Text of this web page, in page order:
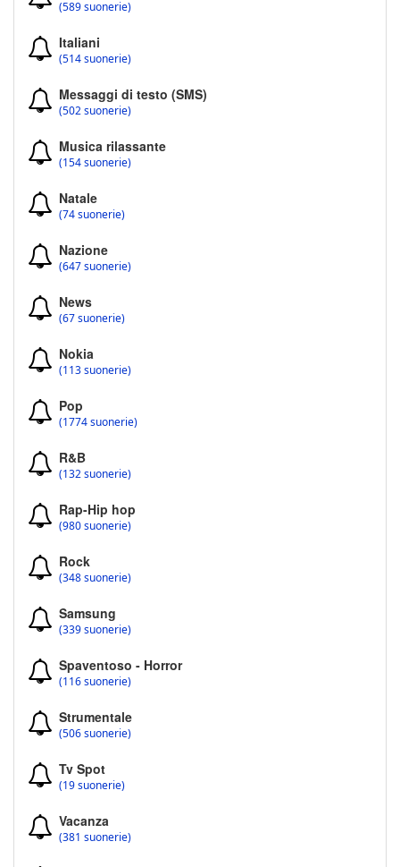
(589 suonerie)
Italiani
(514 suonerie)
Messaggi di testo (SMS)
(502 suonerie)
Musica rilassante
(154 suonerie)
Natale
(74 suonerie)
Nazione
(647 suonerie)
News
(67 suonerie)
Nokia
(113 suonerie)
Pop
(1774 suonerie)
R&B
(132 suonerie)
Rap-Hip hop
(980 suonerie)
Rock
(348 suonerie)
Samsung
(339 suonerie)
Spaventoso - Horror
(116 suonerie)
Strumentale
(506 suonerie)
Tv Spot
(19 suonerie)
Vacanza
(381 suonerie)